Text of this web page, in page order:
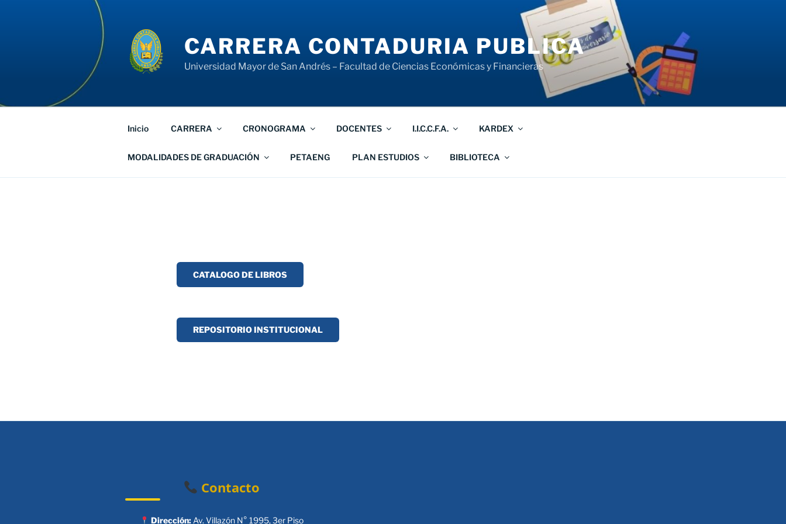
CARRERA CONTADURIA PUBLICA
Universidad Mayor de San Andrés – Facultad de Ciencias Económicas y Financieras
Inicio CARRERA CRONOGRAMA DOCENTES I.I.C.C.F.A. KARDEX
MODALIDADES DE GRADUACIÓN PETAENG PLAN ESTUDIOS BIBLIOTECA
CATALOGO DE LIBROS
REPOSITORIO INSTITUCIONAL
Contacto
Dirección:Av. Villazón N° 1995, 3er Piso